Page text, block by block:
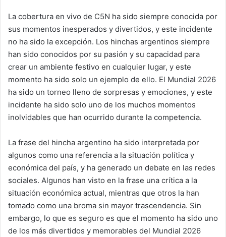
La cobertura en vivo de C5N ha sido siempre conocida por
sus momentos inesperados y divertidos, y este incidente
no ha sido la excepción. Los hinchas argentinos siempre
han sido conocidos por su pasión y su capacidad para
crear un ambiente festivo en cualquier lugar, y este
momento ha sido solo un ejemplo de ello. El Mundial 2026
ha sido un torneo lleno de sorpresas y emociones, y este
incidente ha sido solo uno de los muchos momentos
inolvidables que han ocurrido durante la competencia.
La frase del hincha argentino ha sido interpretada por
algunos como una referencia a la situación política y
económica del país, y ha generado un debate en las redes
sociales. Algunos han visto en la frase una crítica a la
situación económica actual, mientras que otros la han
tomado como una broma sin mayor trascendencia. Sin
embargo, lo que es seguro es que el momento ha sido uno
de los más divertidos y memorables del Mundial 2026